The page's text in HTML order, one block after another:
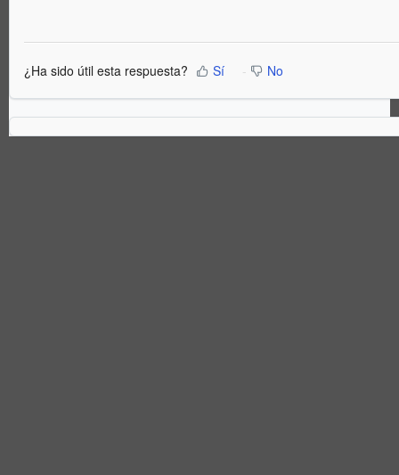
¿Ha sido útil esta respuesta? Sí No